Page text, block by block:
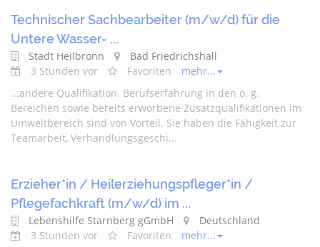
Technischer Sachbearbeiter (m/w/d) für die
Untere Wasser- ...
Stadt Heilbronn
Bad Friedrichshall
3 Stunden vor
Favoriten
mehr...
...andere Qualifikation. Berufserfahrung in den o. g.
Bereichen sowie bereits erworbene Zusatzqualifikationen im
Umweltbereich sind von Vorteil. Sie haben die Fähigkeit zur
Teamarbeit, Verhandlungsgeschi...
Erzieher*in / Heilerziehungspfleger*in /
Pflegefachkraft (m/w/d) im ...
Lebenshilfe Starnberg gGmbH
Deutschland
3 Stunden vor
Favoriten
mehr...